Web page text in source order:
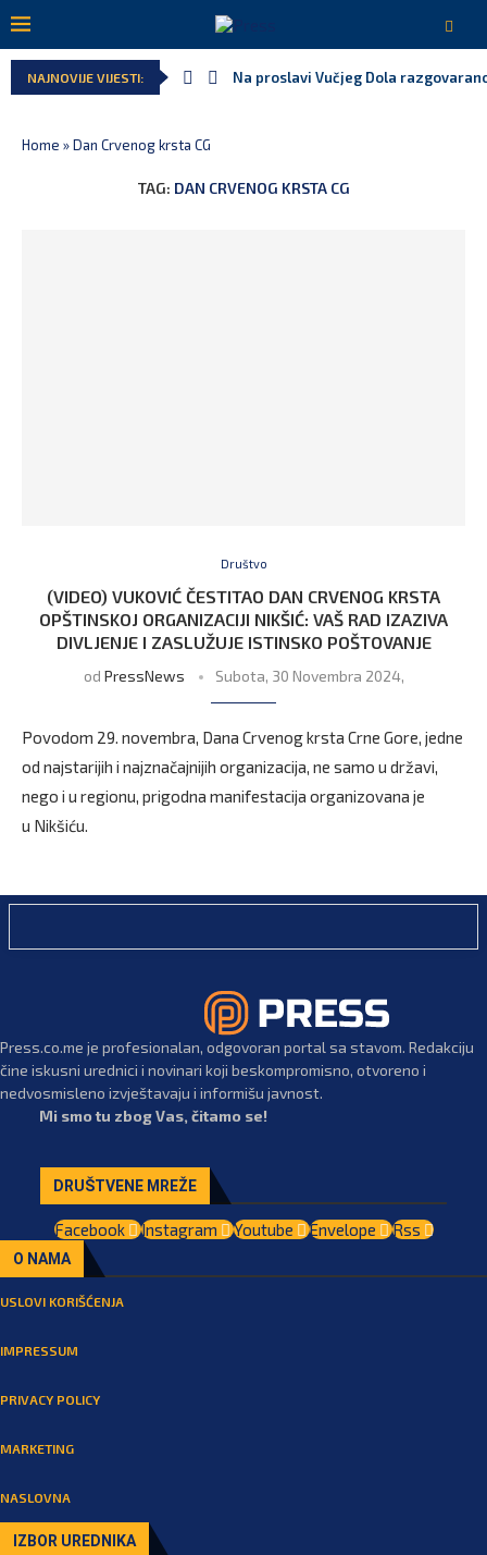
NAJNOVIJE VIJESTI: Na proslavi Vučjeg Dola
Home »Dan Crvenog krsta CG
TAG: DAN CRVENOG KRSTA CG
Društvo
(VIDEO) VUKOVIĆ ČESTITAO DAN CRVENOG KRSTA
OPŠTINSKOJ ORGANIZACIJI NIKŠIĆ: VAŠ RAD IZAZIVA
DIVLJENJE I ZASLUŽUJE ISTINSKO POŠTOVANJE
od PressNews Subota, 30 Novembra 2024,
Povodom 29. novembra, Dana Crvenog krsta Crne Gore, jedne
od najstarijih i najznačajnijih organizacija, ne samo u državi,
nego i u regionu, prigodna manifestacija organizovana je
u Nikšiću.
Press.co.me je profesionalan, odgovoran portal sa stavom. Redakciju
čine iskusni urednici i novinari koji beskompromisno, otvoreno i
nedvosmisleno izvještavaju i informišu javnost.
Mi smo tu zbog Vas, čitamo se!
DRUŠTVENE MREŽE
Facebook Instagram Youtube Envelope Rss
O NAMA
USLOVI KORIŠĆENJA
IMPRESSUM
PRIVACY POLICY
MARKETING
NASLOVNA
IZBOR UREDNIKA